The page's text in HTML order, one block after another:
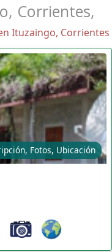
Corrientes,
Ituzaingo, Corrientes
Fotos, Ubicación